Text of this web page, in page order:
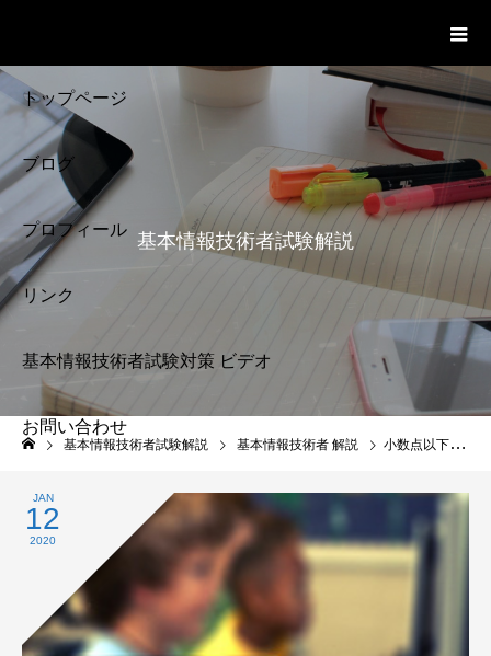
トップページ
ブログ
プロフィール
リンク
基本情報技術者試験対策 ビデオ
お問い合わせ
プライバシーポリシー
基本情報技術者試験
解説
基本情報技術者試験解説
基本情報技術者試験解説 基本情報技術者 解説 小数点以下の１０進数と２進数 基数変換 基本情報技術者 43
JAN
12
2020